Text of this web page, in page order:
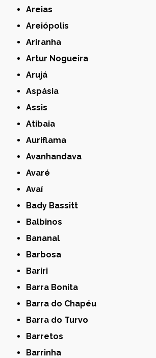
Areias
Areiópolis
Ariranha
Artur Nogueira
Arujá
Aspásia
Assis
Atibaia
Auriflama
Avanhandava
Avaré
Avaí
Bady Bassitt
Balbinos
Bananal
Barbosa
Bariri
Barra Bonita
Barra do Chapéu
Barra do Turvo
Barretos
Barrinha